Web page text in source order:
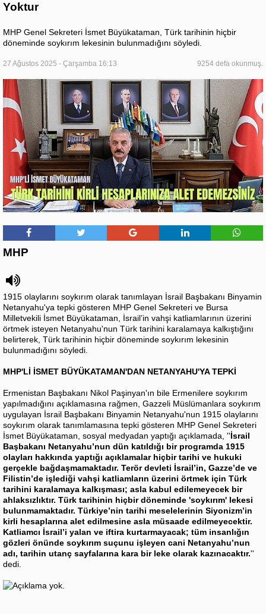
Yoktur
MHP Genel Sekreteri İsmet Büyükataman, Türk tarihinin hiçbir
döneminde soykırım lekesinin bulunmadığını söyledi.
27 Ağustos 2025 - Çarşamba 16:13 9254 defa okunmuş.
MHP
1915 olaylarını soykırım olarak tanımlayan İsrail Başbakanı Binyamin
Netanyahu'ya tepki gösteren MHP Genel Sekreteri ve Bursa
Milletvekili İsmet Büyükataman, İsrail’in vahşi katliamlarının üzerini
örtmek isteyen Netanyahu'nun Türk tarihini karalamaya kalkıştığını
belirterek, Türk tarihinin hiçbir döneminde soykırım lekesinin
bulunmadığını söyledi.
MHP'Lİ İSMET BÜYÜKATAMAN'DAN NETANYAHU'YA TEPKİ
Ermenistan Başbakanı Nikol Paşinyan'ın bile Ermenilere soykırım
yapılmadığını açıklamasına rağmen, Gazzeli Müslümanlara soykırım
uygulayan İsrail Başbakanı Binyamin Netanyahu'nun 1915 olaylarını
soykırım olarak tanımlamasına tepki gösteren MHP Genel Sekreteri
İsmet Büyükataman, sosyal medyadan yaptığı açıklamada, ''İsrail
Başbakanı Netanyahu’nun dün katıldığı bir programda 1915
olayları hakkında yaptığı açıklamalar hiçbir tarihi ve hukuki
gerçekle bağdaşmamaktadır. Terör devleti İsrail’in, Gazze’de ve
Filistin’de işlediği vahşi katliamların üzerini örtmek için Türk
tarihini karalamaya kalkışması; asla kabul edilemeyecek bir
ahlaksızlıktır. Türk tarihinin hiçbir döneminde 'soykırım' lekesi
bulunmamaktadır. Türkiye’nin tarihi meselelerinin Siyonizm’in
kirli hesaplarına alet edilmesine asla müsaade edilmeyecektir.
Katliamcı İsrail’i yalan ve iftira kurtarmayacak; tüm insanlığın
gözleri önünde soykırım suçunu işleyen cani Netanyahu’nun
adı, tarihin utanç sayfalarına kara bir leke olarak kazınacaktır.''
dedi.